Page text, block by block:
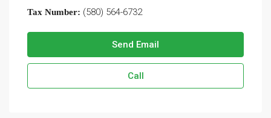
Tax Number: (580) 564-6732
Send Email
Call